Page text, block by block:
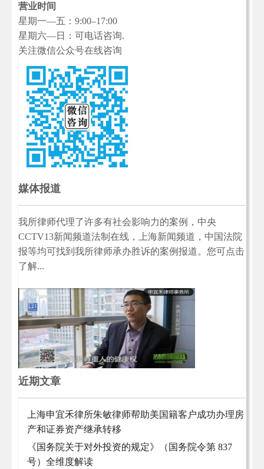
营业时间
星期一—五：9:00–17:00
星期六—日：可电话咨询.
关注微信公众号在线咨询
媒体报道
我所律师代理了许多有社会影响力的案例，中央
CCTV13新闻频道法制在线，上海新闻频道，中国法院
报等均可找到我所律师承办胜诉的案例报道。您可点击
了解...
近期文章
上海申宜禾律所朱敏律师帮助美国籍客户成功办理房
产和证券资产继承转移
《国务院关于对外投资的规定》（国务院令第 837
号）全维度解读